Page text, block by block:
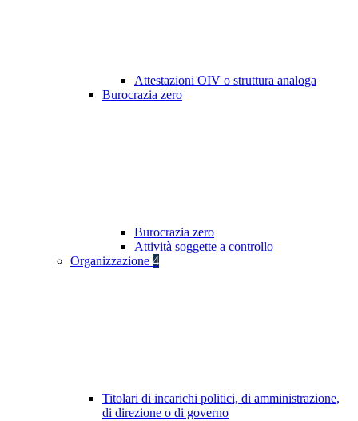
Attestazioni OIV o struttura analoga
Burocrazia zero
Burocrazia zero
Attività soggette a controllo
Organizzazione 4
Titolari di incarichi politici, di amministrazione,
di direzione o di governo